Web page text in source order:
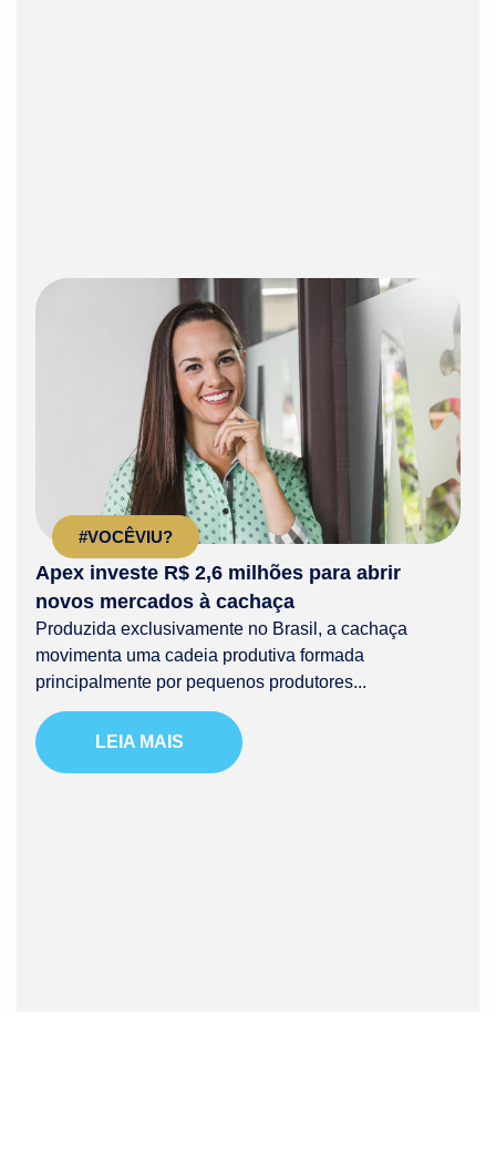
#VOCÊVIU?
Apex investe R$ 2,6 milhões para abrir
novos mercados à cachaça
Produzida exclusivamente no Brasil, a cachaça
movimenta uma cadeia produtiva formada
principalmente por pequenos produtores...
LEIA MAIS